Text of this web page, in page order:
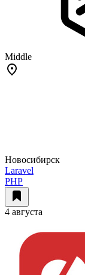
Middle
Новосибирск
Laravel
PHP
4 августа